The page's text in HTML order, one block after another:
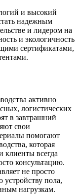
и высокий
надежным
и лидером на
и экологичность
сертификатами,
активно
логистических
в завтрашний
свои
помогают
которая
клиенты всегда
консультацию.
не просто
пола,
нагрузкам.